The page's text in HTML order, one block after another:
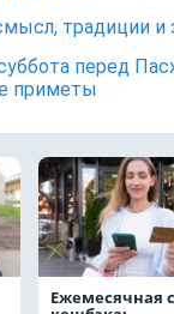
традиции и
перед
приметы
Ежемесячная